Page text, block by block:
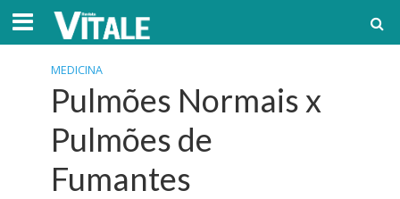
MEDICINA
Pulmões Normais x
Pulmões de
Fumantes